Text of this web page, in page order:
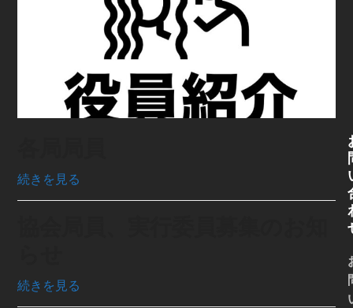
続きを見る
続きを見る